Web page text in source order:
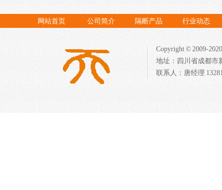
网站首页 公司简介 隔断产品 行业动态
Copyright © 2009-
地址：四川省成都市
联系人：唐经理